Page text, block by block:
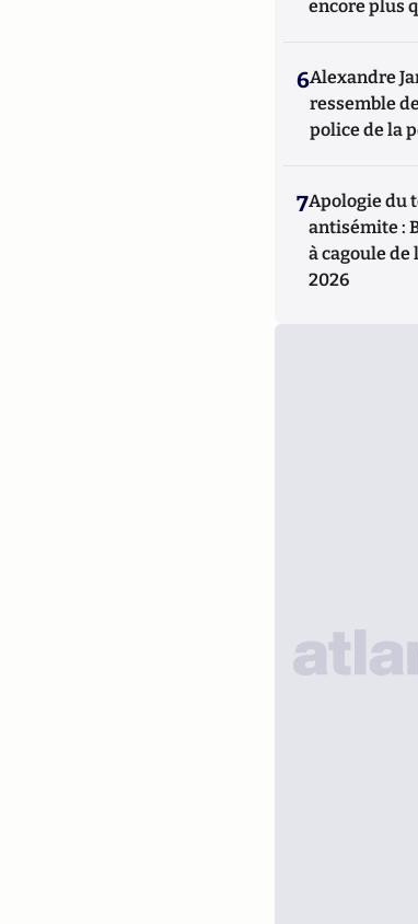
encore plus
6Alexandre
ressemble
police de la
7Apologie du
antisémite :
à cagoule de
2026